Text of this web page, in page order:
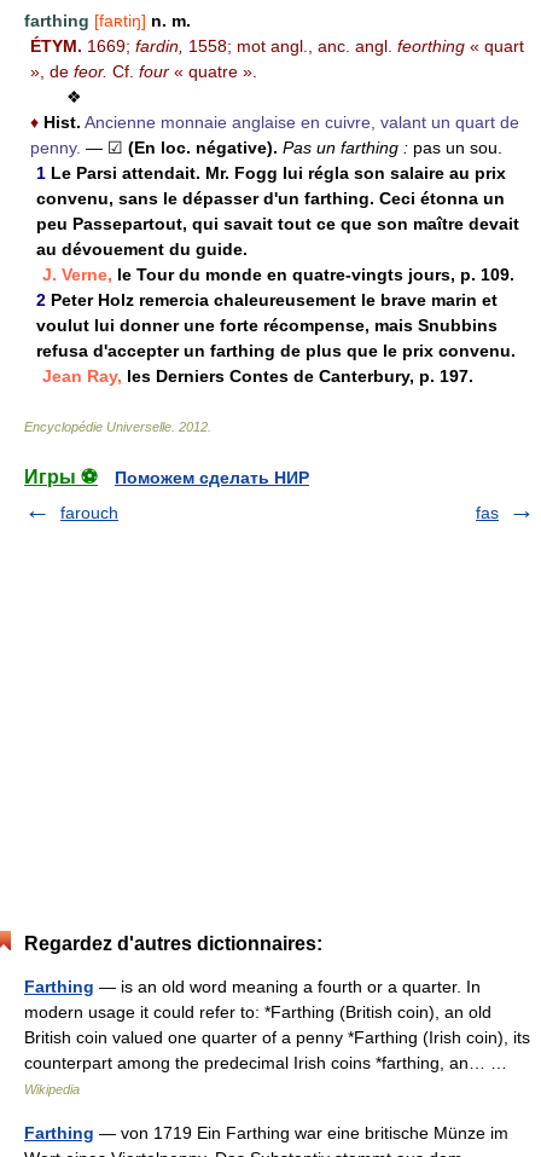
farthing [faʀtiŋ] n. m.
ÉTYM. 1669; fardin, 1558; mot angl., anc. angl. feorthing « quart
», de feor. Cf. four « quatre ».
❖
♦ Hist. Ancienne monnaie anglaise en cuivre, valant un quart de
penny. — ☑ (En loc. négative). Pas un farthing : pas un sou.
1 Le Parsi attendait. Mr. Fogg lui régla son salaire au prix
convenu, sans le dépasser d'un farthing. Ceci étonna un
peu Passepartout, qui savait tout ce que son maître devait
au dévouement du guide.
J. Verne, le Tour du monde en quatre-vingts jours, p. 109.
2 Peter Holz remercia chaleureusement le brave marin et
voulut lui donner une forte récompense, mais Snubbins
refusa d'accepter un farthing de plus que le prix convenu.
Jean Ray, les Derniers Contes de Canterbury, p. 197.
Encyclopédie Universelle 2012
Игры ⚽
Поможем сделать НИР
farouch
fas
Regardez d'autres dictionnaires:
Farthing — is an old word meaning a fourth or a quarter. In
modern usage it could refer to: *Farthing (British coin), an old
British coin valued one quarter of a penny *Farthing (Irish coin), its
counterpart among the predecimal Irish coins *farthing, an… …
Wikipedia
Farthing — von 1719 Ein Farthing war eine britische Münze im